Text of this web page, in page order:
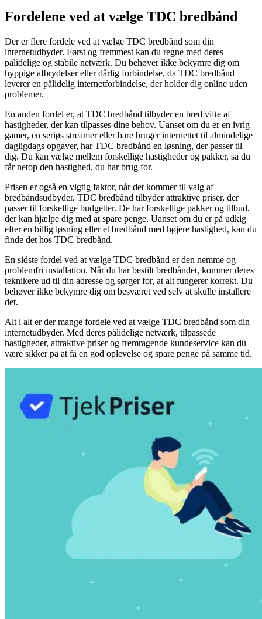
Fordelene ved at vælge TDC bredbånd
Der er flere fordele ved at vælge TDC bredbånd som din
internetudbyder. Først og fremmest kan du regne med deres
pålidelige og stabile netværk. Du behøver ikke bekymre dig om
hyppige afbrydelser eller dårlig forbindelse, da TDC bredbånd
leverer en pålidelig internetforbindelse, der holder dig online uden
problemer.
En anden fordel er, at TDC bredbånd tilbyder en bred vifte af
hastigheder, der kan tilpasses dine behov. Uanset om du er en ivrig
gamer, en seriøs streamer eller bare bruger internettet til almindelige
dagligdags opgaver, har TDC bredbånd en løsning, der passer til
dig. Du kan vælge mellem forskellige hastigheder og pakker, så du
får netop den hastighed, du har brug for.
Prisen er også en vigtig faktor, når det kommer til valg af
bredbåndsudbyder. TDC bredbånd tilbyder attraktive priser, der
passer til forskellige budgetter. De har forskellige pakker og tilbud,
der kan hjælpe dig med at spare penge. Uanset om du er på udkig
efter en billig løsning eller et bredbånd med højere hastighed, kan du
finde det hos TDC bredbånd.
En sidste fordel ved at vælge TDC bredbånd er den nemme og
problemfri installation. Når du har bestilt bredbåndet, kommer deres
teknikere ud til din adresse og sørger for, at alt fungerer korrekt. Du
behøver ikke bekymre dig om besværet ved selv at skulle installere
det.
Alt i alt er der mange fordele ved at vælge TDC bredbånd som din
internetudbyder. Med deres pålidelige netværk, tilpassede
hastigheder, attraktive priser og fremragende kundeservice kan du
være sikker på at få en god oplevelse og spare penge på samme tid.